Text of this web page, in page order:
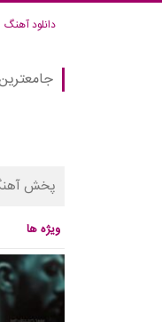
دانلود آهنگ
پخش
ویژه ها